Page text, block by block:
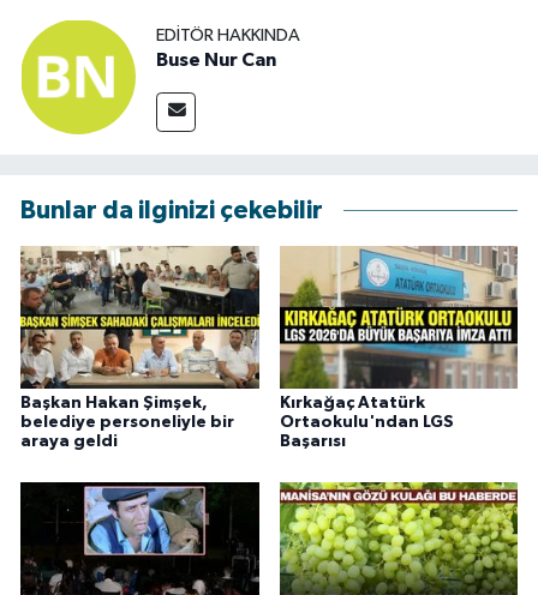
EDITÖR HAKKINDA
Buse Nur Can
Bunlar da ilginizi çekebilir
Başkan Hakan Şimşek,
belediye personeliyle bir
araya geldi
Kırkağaç Atatürk
Ortaokulu'ndan LGS
Başarısı